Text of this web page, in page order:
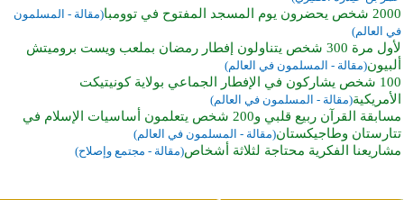
2000 شخص يحضرون يوم المسجد المفتوح في توومبا
(مقالة - المسلمون
في العالم)
لأول مرة 300 شخص يتناولون إفطار رمضان بملعب ويست بروميتش
ألبيون(مقالة - المسلمون في العالم)
100 شخص يشاركون في الإفطار الجماعي بولاية كونيتيكت
الأمريكية(مقالة - المسلمون في العالم)
مسابقة القرآن ربيع قلبي و200 شخص يتعلمون أساسيات الإسلام في
تتارستان وطاجيكستان(مقالة - المسلمون في العالم)
مشاريعنا الفكرية محتاجة لثلاثة أشخاص(مقالة - مجتمع وإصلاح)